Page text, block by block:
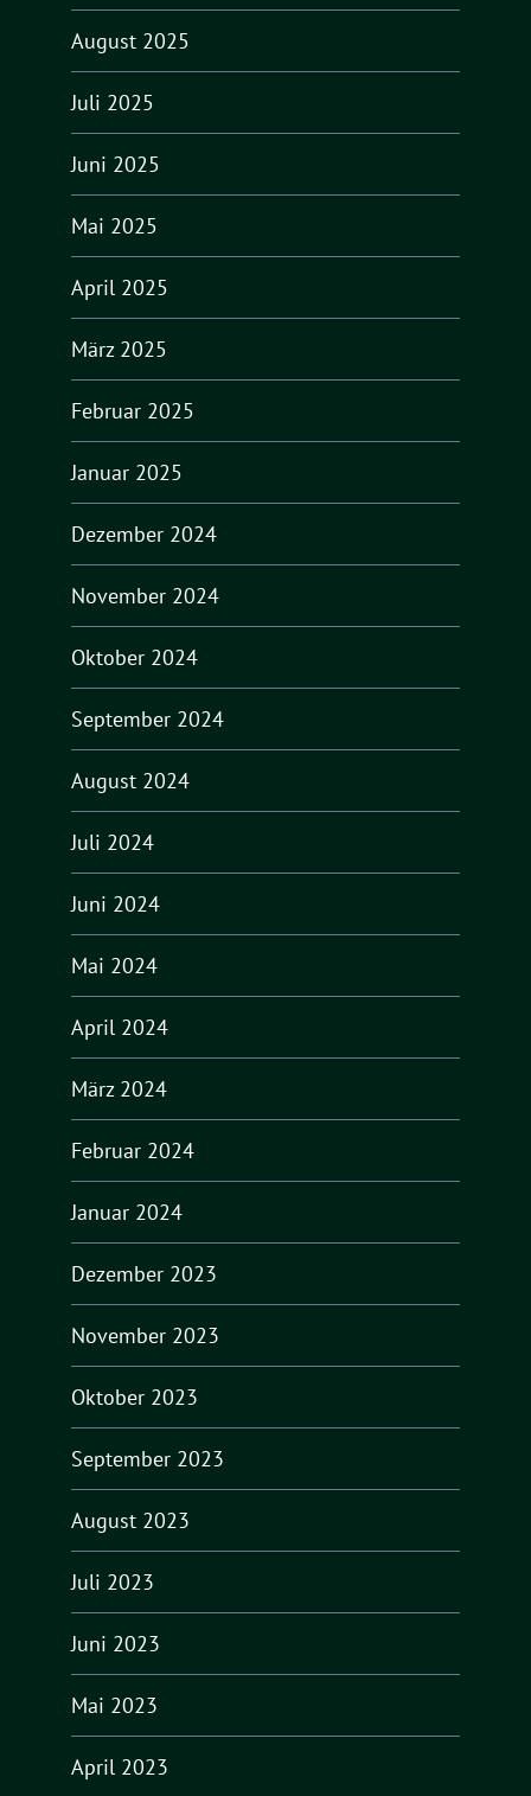
August 2025
Juli 2025
Juni 2025
Mai 2025
April 2025
März 2025
Februar 2025
Januar 2025
Dezember 2024
November 2024
Oktober 2024
September 2024
August 2024
Juli 2024
Juni 2024
Mai 2024
April 2024
März 2024
Februar 2024
Januar 2024
Dezember 2023
November 2023
Oktober 2023
September 2023
August 2023
Juli 2023
Juni 2023
Mai 2023
April 2023